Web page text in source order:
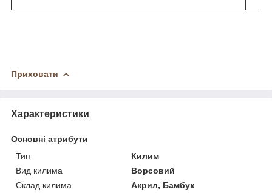
Приховати
Характеристики
Основні атрибути
Тип
Килим
Вид килима
Ворсовий
Склад килима
Акрил, Бамбук